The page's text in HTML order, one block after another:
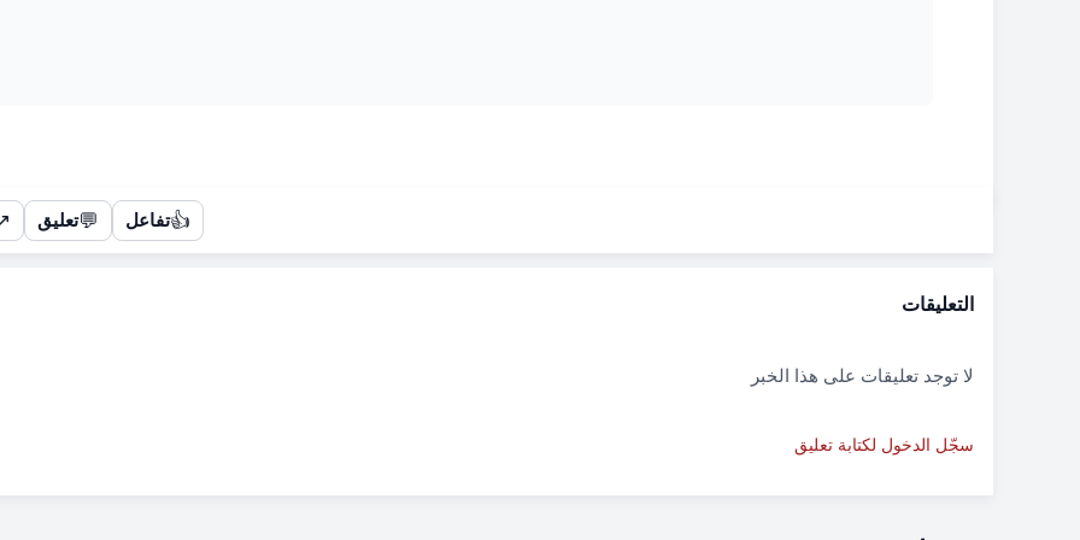
👍تفاعل 💬تعليق
التعليقات
لا توجد تعليقات على هذا الخبر
سجّل الدخول لكتابة تعليق